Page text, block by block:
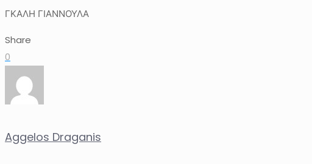
ΓΚΑΛΗ ΓΙΑΝΝΟΥΛΑ
Share
0
Aggelos Draganis